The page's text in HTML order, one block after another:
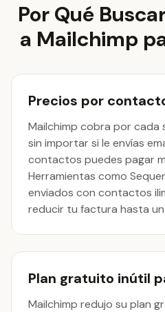
Por Qué
a Mailchimp
Precios por
Mailchimp cobra por cada
sin importar si le envías
contactos puedes pagar
Herramientas como
enviados con contactos
reducir tu factura hasta
Plan gratuito inútil
Mailchimp redujo su plan